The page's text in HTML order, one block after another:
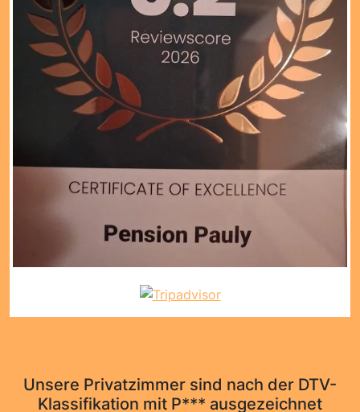
Unsere Privatzimmer sind nach der DTV-
Klassifikation mit P*** ausgezeichnet